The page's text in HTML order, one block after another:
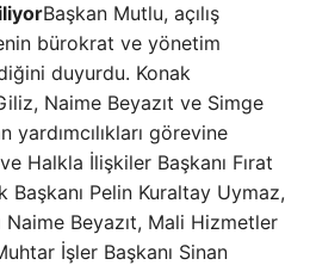
Başkan Mutlu, açılış
bürokrat ve yönetim
duyurdu. Konak
Naime Beyazıt ve Simge
görevine
Halkla İlişkiler Başkanı Fırat
Başkanı Pelin Kuraltay Uymaz,
Naime Beyazıt, Mali Hizmetler
İşler Başkanı Sinan